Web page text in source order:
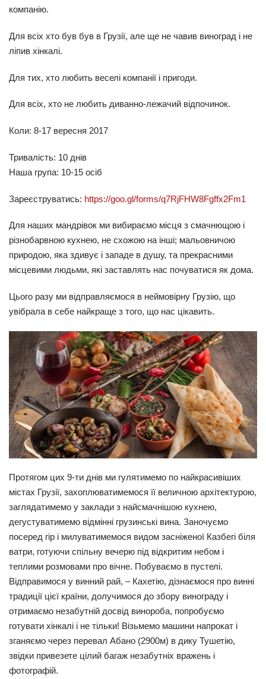
компанію.
Для всіх хто був був в Грузії, але ще не чавив виноград і не
ліпив хінкалі.
Для тих, хто любить веселі компанії і пригоди.
Для всіх, хто не любить диванно-лежачий відпочинок.
Коли: 8-17 вересня 2017
Тривалість: 10 днів
Наша група: 10-15 осіб
Зареєструватись: https://goo.gl/forms/q7RjFHW8Fgffx2Fm1
Для наших мандрівок ми вибираємо місця з смачнющою і
різнобарвною кухнею, не схожою на інші; мальовничою
природою, яка здивує і западе в душу, та прекрасними
місцевими людьми, які заставлять нас почуватися як дома.
Цього разу ми відправляємося в неймовірну Грузію, що
увібрала в себе найкраще з того, що нас цікавить.
Протягом цих 9-ти днів ми гулятимемо по найкрасивіших
містах Грузії, захоплюватимемося її величною архітектурою,
заглядатимемо у заклади з найсмачнішою кухнею,
дегустуватимемо відмінні грузинські вина. Заночуємо
посеред гір і милуватимемося видом засніженої Казбегі біля
ватри, готуючи спільну вечерю під відкритим небом і
теплими розмовами про вічне. Побуваємо в пустелі.
Відправимося у винний рай, – Кахетію, дізнаємося про винні
традиції цієї країни, долучимося до збору винограду і
отримаємо незабутній досвід винороба, попробуємо
готувати хінкалі і не тільки! Візьмемо машини напрокат і
зганяємо через перевал Абано (2900м) в дику Тушетію,
звідки привезете цілий багаж незабутніх вражень і
фотографій.